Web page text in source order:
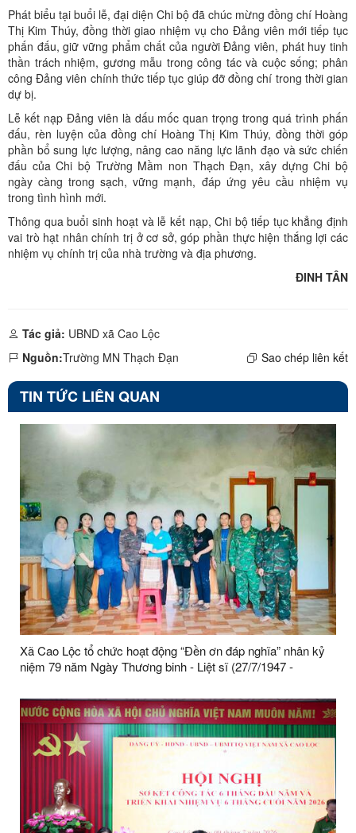
Phát biểu tại buổi lễ, đại diện Chi bộ đã chúc mừng đồng chí Hoàng
Thị Kim Thúy, đồng thời giao nhiệm vụ cho Đảng viên mới tiếp tục
phấn đấu, giữ vững phẩm chất của người Đảng viên, phát huy tinh
thần trách nhiệm, gương mẫu trong công tác và cuộc sống; phân
công Đảng viên chính thức tiếp tục giúp đỡ đồng chí trong thời gian
dự bị.
Lễ kết nạp Đảng viên là dấu mốc quan trọng trong quá trình phấn
đấu, rèn luyện của đồng chí Hoàng Thị Kim Thúy, đồng thời góp
phần bổ sung lực lượng, nâng cao năng lực lãnh đạo và sức chiến
đấu của Chi bộ Trường Mầm non Thạch Đạn, xây dựng Chi bộ
ngày càng trong sạch, vững mạnh, đáp ứng yêu cầu nhiệm vụ
trong tình hình mới.
Thông qua buổi sinh hoạt và lễ kết nạp, Chi bộ tiếp tục khẳng định
vai trò hạt nhân chính trị ở cơ sở, góp phần thực hiện thắng lợi các
nhiệm vụ chính trị của nhà trường và địa phương.
ĐINH TÂN
Tác giả: UBND xã Cao Lộc
Nguồn:Trường MN Thạch Đạn Sao chép liên kết
TIN TỨC LIÊN QUAN
Xã Cao Lộc tổ chức hoạt động “Đền ơn đáp nghĩa” nhân kỷ
niệm 79 năm Ngày Thương binh - Liệt sĩ (27/7/1947 -